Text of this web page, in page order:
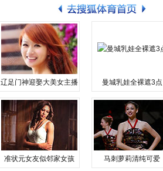
辽足门神迎娶大美女主播 曼城乳娃全裸遮3点
准状元女友似邻家女孩 马刺萝莉清纯可爱